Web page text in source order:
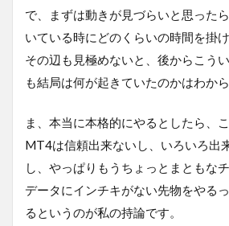
で、まずは動きが見づらいと思った
いている時にどのくらいの時間を掛
その辺も見極めないと、後からこう
も結局は何が起きていたのかはわから
ま、本当に本格的にやるとしたら、
MT4は信頼出来ないし、いろいろ出
し、やっぱりもうちょっとまともな
データにインチキがない先物をやる
るというのが私の持論です。